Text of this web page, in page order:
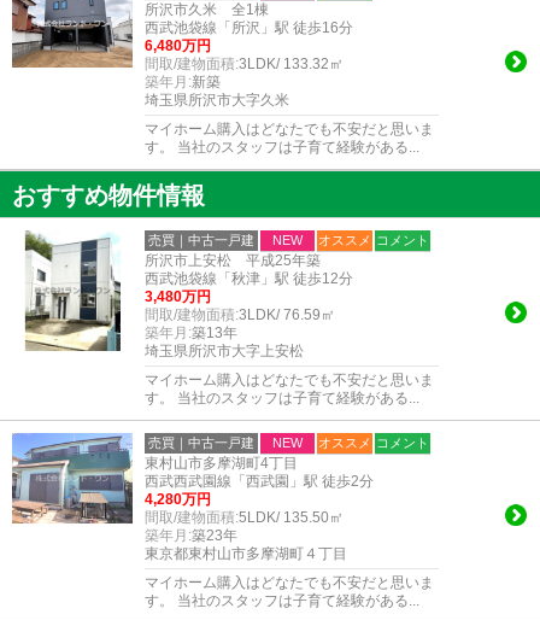
所沢市久米 全1棟
西武池袋線「所沢」駅 徒歩16分
6,480万円
間取/建物面積:3LDK/ 133.32㎡
築年月:新築
埼玉県所沢市大字久米
マイホーム購入はどなたでも不安だと思いま
す。 当社のスタッフは子育て経験がある...
おすすめ物件情報
売買｜中古一戸建 NEW オススメ コメント
所沢市上安松 平成25年築
西武池袋線「秋津」駅 徒歩12分
3,480万円
間取/建物面積:3LDK/ 76.59㎡
築年月:築13年
埼玉県所沢市大字上安松
マイホーム購入はどなたでも不安だと思いま
す。 当社のスタッフは子育て経験がある...
売買｜中古一戸建 NEW オススメ コメント
東村山市多摩湖町4丁目
西武西武園線「西武園」駅 徒歩2分
4,280万円
間取/建物面積:5LDK/ 135.50㎡
築年月:築23年
東京都東村山市多摩湖町４丁目
マイホーム購入はどなたでも不安だと思いま
す。 当社のスタッフは子育て経験がある...